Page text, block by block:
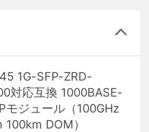
1G-SFP-ZRD-
対応互換 1000BASE-
モジュール（100GHz
DOM）